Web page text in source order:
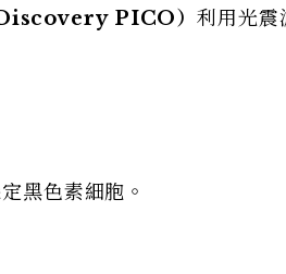
PICO）利用光震
黑色素細胞。